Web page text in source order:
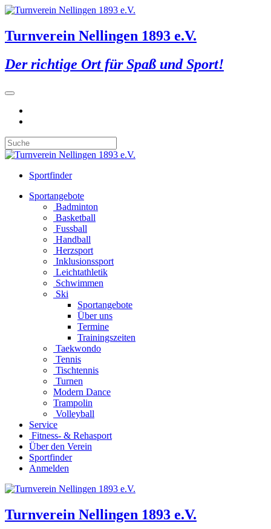
Turnverein Nellingen 1893 e.V.
Der richtige Ort für Spaß und Sport!
Sportfinder
Sportangebote
Badminton
Basketball
Fussball
Handball
Herzsport
Inklusionssport
Leichtathletik
Schwimmen
Ski
Sportangebote
Über uns
Termine
Trainingszeiten
Taekwondo
Tennis
Tischtennis
Turnen
Modern Dance
Trampolin
Volleyball
Service
Fitness- & Rehasport
Über den Verein
Sportfinder
Anmelden
Turnverein Nellingen 1893 e.V.